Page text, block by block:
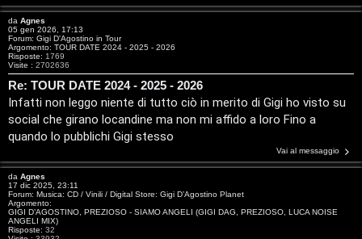
i
s
e
n
z
a
r
i
da Agnes
05 gen 2026, 17:13
Forum: Gigi D'Agostino in Tour
Argomento: TOUR DATE 2024 - 2025 - 2026
Risposte: 1769
Visite : 2702636
Re: TOUR DATE 2024 - 2025 - 2026
Infatti non leggo niente di tutto ciò in merito di Gigi ho visto su
social che girano locandine ma non mi affido a loro Fino a
quando lo pubblichi Gigi stesso
Vai al messaggio
da Agnes
17 dic 2025, 23:11
Forum: Musica: CD / Vinili / Digital Store: Gigi D’Agostino Planet
Argomento:
GIGI D’AGOSTINO, PREZIOSO - SIAMO ANGELI (GIGI DAG, PREZIOSO, LUCA NOISE
ANGELI MIX)
Risposte: 32
v
i
G
i
g
i
D
'